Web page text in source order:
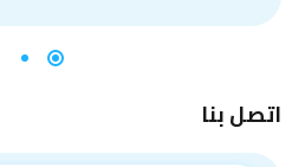
اتصل بنا